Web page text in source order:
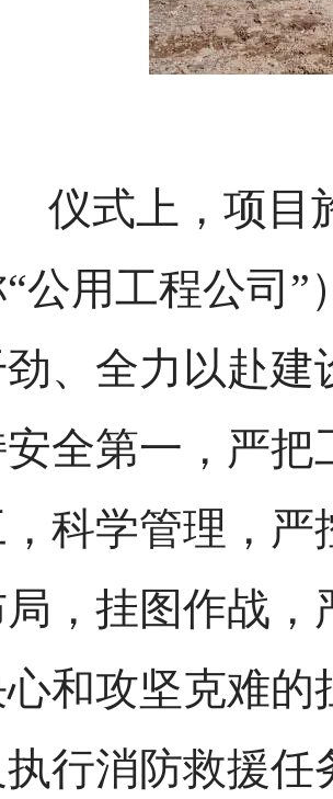
仪式上，项目
公用工程公司
、全力以赴建
全第一，严把
科学管理，严
，挂图作战，
和攻坚克难
行消防救援